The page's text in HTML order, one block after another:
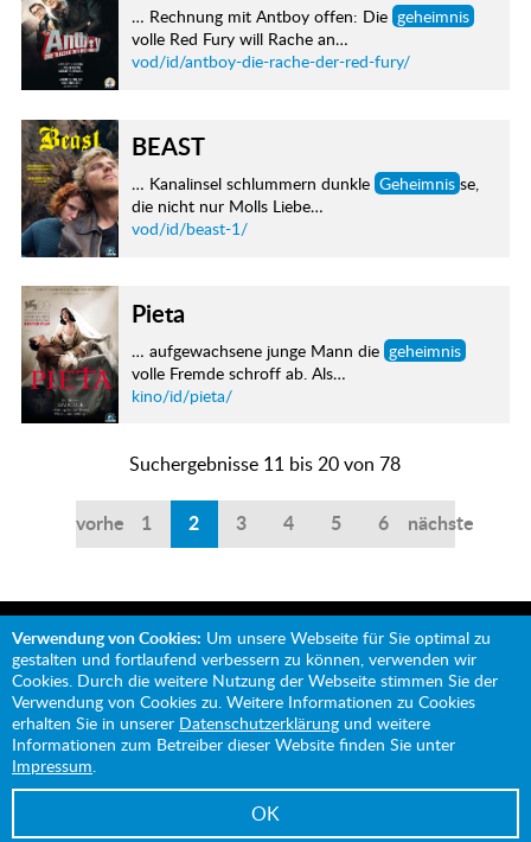
… Rechnung mit Antboy offen: Die geheimnis
volle Red Fury will Rache an…
vod/id/antboy-die-rache-der-red-fury/
BEAST
… Kanalinsel schlummern dunkle Geheimnis se,
die nicht nur Molls Liebe…
vod/id/beast-1/
Pieta
… aufgewachsene junge Mann die geheimnis
volle Fremde schroff ab. Als…
kino/id/pieta/
Suchergebnisse 11 bis 20 von 78
vorherige
1 2 3 4 5 6 nächste
Mit Unterstützung von:
Datenschutz
Verwendung von Cookies: Um unsere Webseite für Sie optimal zu
gestalten und fortlaufend verbessern zu können, verwenden wir
Cookies. Durch die weitere Nutzung der Webseite stimmen Sie der
Verwendung von Cookies zu. Weitere Informationen zu Cookies
erhalten Sie in unserer Datenschutzerklärung und weitere
Informationen zum Betreiber dieser Website finden Sie unter
Impressum.
OK